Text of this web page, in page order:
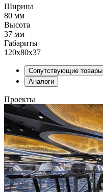
Ширина
80 мм
Высота
37 мм
Габариты
120x80x37
Сопутствующие товары
Аналоги
Проекты